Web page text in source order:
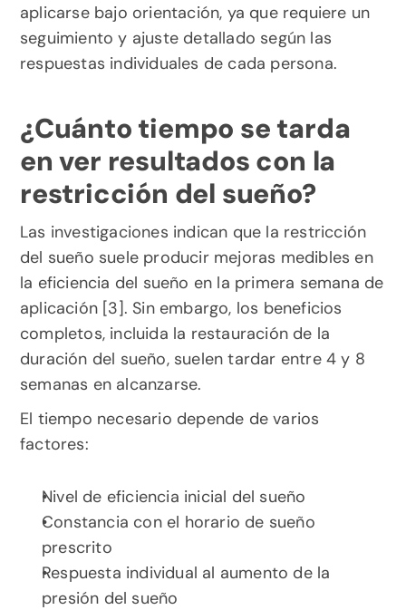
aplicarse bajo orientación, ya que requiere un
seguimiento y ajuste detallado según las
respuestas individuales de cada persona.
¿Cuánto tiempo se tarda
en ver resultados con la
restricción del sueño?
Las investigaciones indican que la restricción
del sueño suele producir mejoras medibles en
la eficiencia del sueño en la primera semana de
aplicación [3]. Sin embargo, los beneficios
completos, incluida la restauración de la
duración del sueño, suelen tardar entre 4 y 8
semanas en alcanzarse.
El tiempo necesario depende de varios
factores:
Nivel de eficiencia inicial del sueño
Constancia con el horario de sueño
prescrito
Respuesta individual al aumento de la
presión del sueño